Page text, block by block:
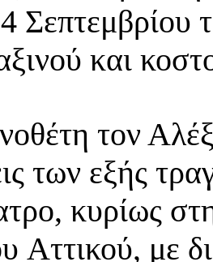
4
και
τον
των εξής
κυρίως
Αττικού, με